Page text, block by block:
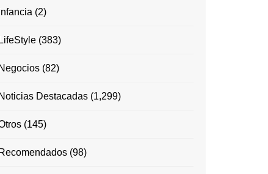
(2)
LifeStyle (383)
Negocios (82)
Noticias Destacadas (1,299)
(145)
Recomendados (98)